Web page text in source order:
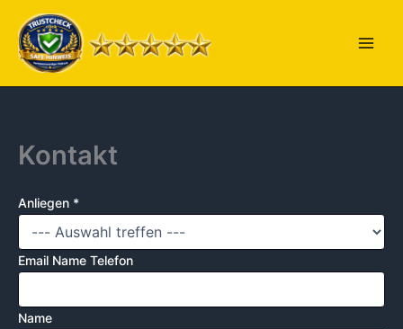
Inhalt
springen
Kontakt
Anliegen *
Email Name Telefon
Name